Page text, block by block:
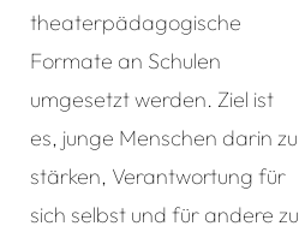
theaterpädagogische
Formate an Schulen
umgesetzt werden. Ziel ist
es, junge Menschen darin zu
stärken, Verantwortung für
sich selbst und für andere zu